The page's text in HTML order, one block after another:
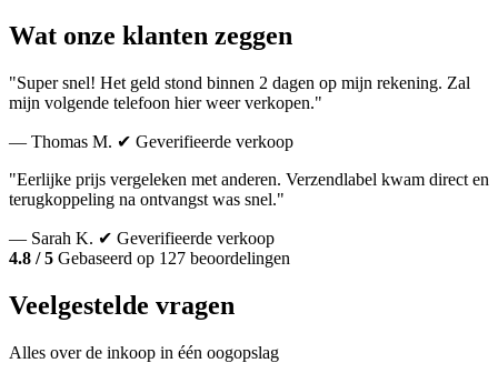
Wat onze klanten zeggen
"Super snel! Het geld stond binnen 2 dagen op mijn rekening. Zal
mijn volgende telefoon hier weer verkopen."
— Thomas M. ✔ Geverifieerde verkoop
"Eerlijke prijs vergeleken met anderen. Verzendlabel kwam direct en
terugkoppeling na ontvangst was snel."
— Sarah K. ✔ Geverifieerde verkoop
4.8 / 5 Gebaseerd op 127 beoordelingen
Veelgestelde vragen
Alles over de inkoop in één oogopslag